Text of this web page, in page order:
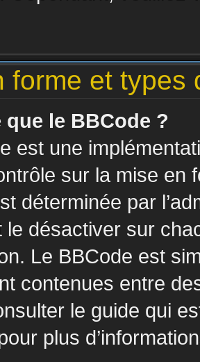
forme et types
que le BBCode ?
est une
sur la mise en
déterminée par
le désactiver sur
Le BBCode est
contenues entre
le guide qui
plus